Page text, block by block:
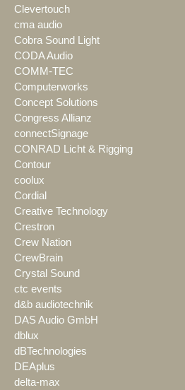
Clevertouch
cma audio
Cobra Sound Light
CODA Audio
COMM-TEC
Computerworks
Concept Solutions
Congress Allianz
connectSignage
CONRAD Licht & Rigging
Contour
coolux
Cordial
Creative Technology
Crestron
Crew Nation
CrewBrain
Crystal Sound
ctc events
d&b audiotechnik
DAS Audio GmbH
dblux
dBTechnologies
DEAplus
delta-max